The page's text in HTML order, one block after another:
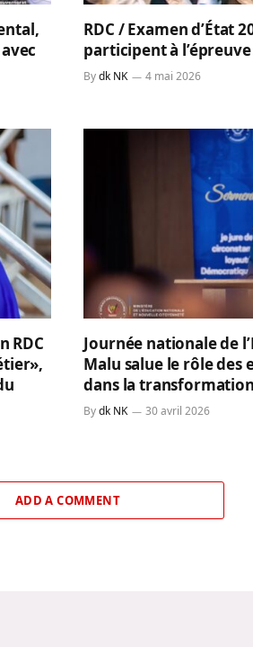
RDC / Examen d’État
participent à
By dk NK 4 mai 2026
RDC
Journée nationale de
Malu salue le rôle des
dans la
By dk NK 30 avril 2026
ADD A COMMENT